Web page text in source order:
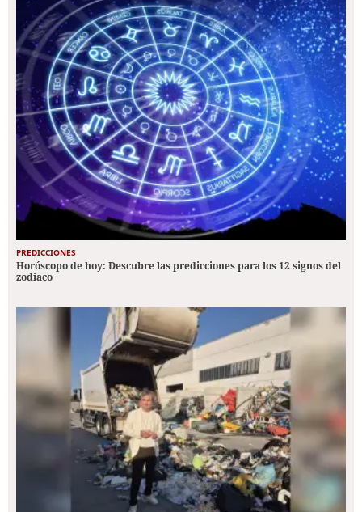
PREDICCIONES
Horóscopo de hoy: Descubre las predicciones para los 12 signos del
zodiaco